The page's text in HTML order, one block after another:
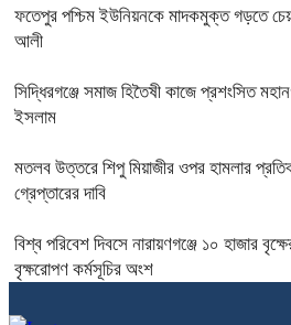
ফতেপুর পশ্চিম ইউনিয়নকে মাদকমুক্ত গড়তে
আলী
সিদ্ধিরগঞ্জে‌ সমাজ হিতৈষী কাজে প্রশংসিত
ইসলাম
মতলব উত্তরে শিপু মিয়াজীর ওপর হামলার
গ্রেপ্তারের দাবি
বিশ্ব পরিবেশ দিবসে নারায়ণগঞ্জে ১০ হাজার
বৃক্ষরোপণ কর্মসূচির অংশ